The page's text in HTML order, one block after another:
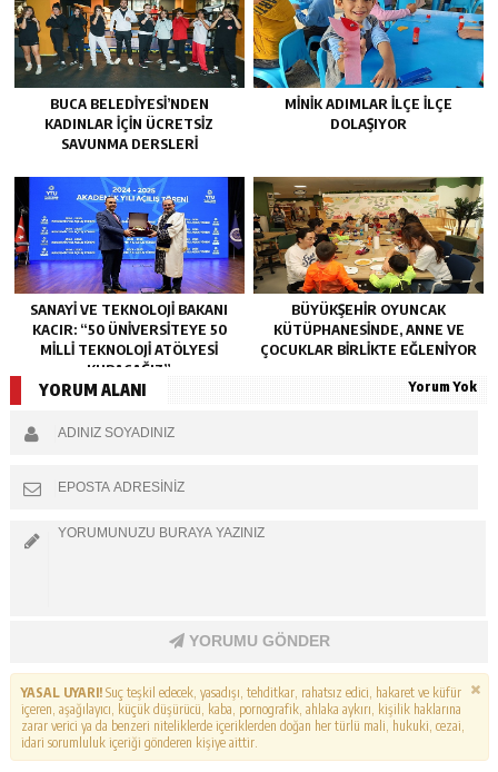
BUCA BELEDIYESI’NDEN
KADINLAR IÇIN ÜCRETSIZ
SAVUNMA DERSLERI
MINIK ADIMLAR ILÇE ILÇE
DOLAŞIYOR
SANAYI VE TEKNOLOJI BAKANI
KACIR: “50 ÜNIVERSITEYE 50
MILLI TEKNOLOJI ATÖLYESI
KURACAĞIZ”
BÜYÜKŞEHIR OYUNCAK
KÜTÜPHANESINDE, ANNE VE
ÇOCUKLAR BIRLIKTE EĞLENIYOR
YORUM ALANI Yorum Yok
YORUMU GÖNDER
YASAL UYARI!Suç teşkil edecek, yasadışı, tehditkar, rahatsız edici, hakaret ve küfür
içeren, aşağılayıcı, küçük düşürücü, kaba, pornografik, ahlaka aykırı, kişilik haklarına
zarar verici ya da benzeri niteliklerde içeriklerden doğan her türlü mali, hukuki, cezai,
idari sorumluluk içeriği gönderen kişiye aittir.